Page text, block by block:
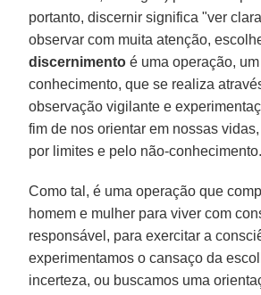
portanto, discernir significa "ver
observar com muita atenção,
discernimento é uma operação,
conhecimento, que se realiza
observação vigilante e
fim de nos orientar em nossas
por limites e pelo não-conhecimento.
Como tal, é uma operação que
homem e mulher para viver com
responsável, para exercitar a
experimentamos o cansaço da
incerteza, ou buscamos uma